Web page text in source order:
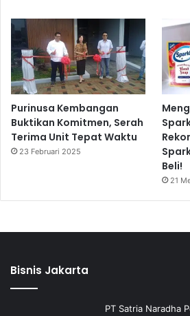
Purinusa Kembangan
Buktikan Komitmen, Serah
Terima Unit Tepat Waktu
23 Februari 2025
Beli!
21
Bisnis Jakarta
PT Satria Naradha